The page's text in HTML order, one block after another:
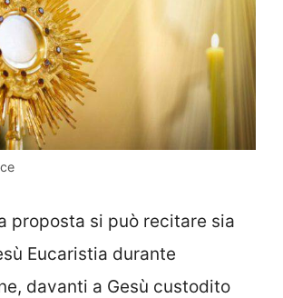
proposta si può recitare sia
Eucaristia durante
davanti a Gesù custodito